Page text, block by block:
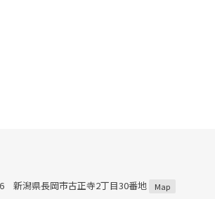
新潟県長岡市古正寺2丁目30番地 Map